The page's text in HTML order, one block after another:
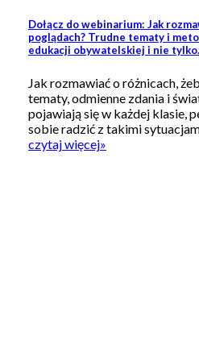
Dołącz do webinarium: Jak
poglądach? Trudne tematy i
edukacji obywatelskiej i nie tylko.
Jak rozmawiać o różnicach,
tematy, odmienne zdania i
pojawiają się w każdej klasie,
sobie radzić z takimi
czytaj więcej»